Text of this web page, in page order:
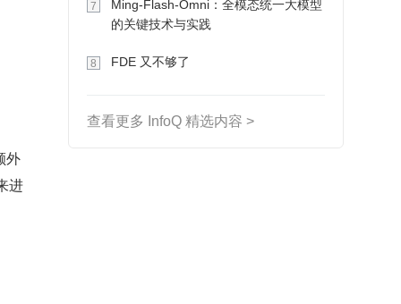
外
进
7
Ming-Flash-Omni：全模态统一大模型
的关键技术与实践
8 FDE 又不够了
查看更多 InfoQ 精选内容 >